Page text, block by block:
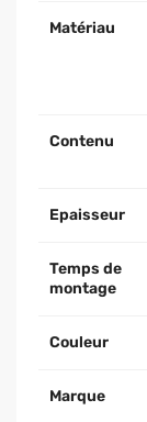
Matériau
Contenu
Epaisseur
Temps de
montage
Couleur
Marque